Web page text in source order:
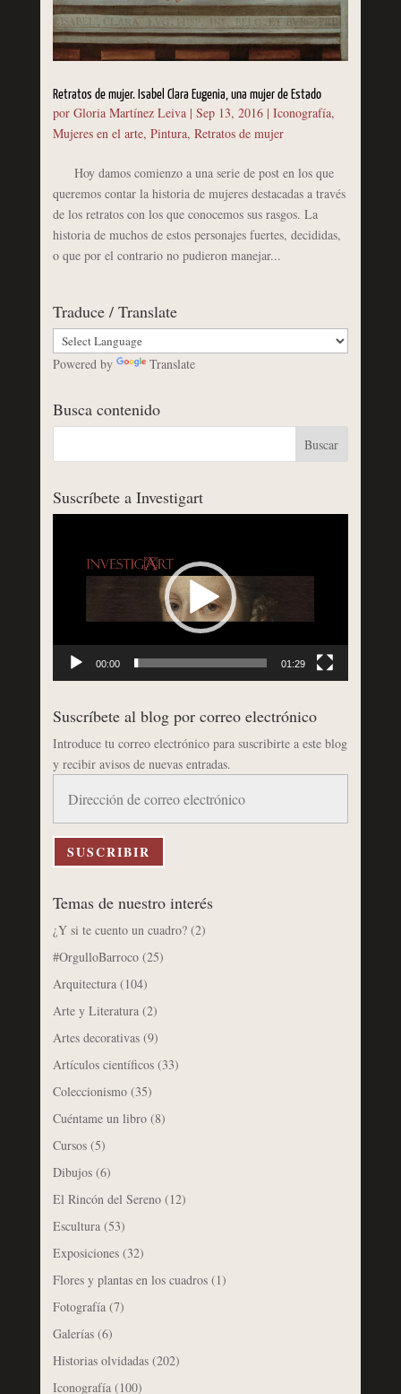
Retratos de mujer. Isabel Clara Eugenia, una mujer de Estado
por Gloria Martínez Leiva| Sep 13, 2016| Iconografía,
Mujeres en el arte, Pintura, Retratos de mujer
Hoy damos comienzo a una serie de post en los que
queremos contar la historia de mujeres destacadas a través
de los retratos con los que conocemos sus rasgos. La
historia de muchos de estos personajes fuertes, decididas,
o que por el contrario no pudieron manejar...
Traduce / Translate
Powered by Translate
Busca contenido
Suscríbete a Investigart
00:00 01:29
Suscríbete al blog por correo electrónico
Introduce tu correo electrónico para suscribirte a este blog
y recibir avisos de nuevas entradas.
correo
electrónico
SUSCRIBIR
Temas de nuestro interés
¿Y si te cuento un cuadro?(2)
#OrgulloBarroco(25)
Arquitectura(104)
Arte y Literatura(2)
Artes decorativas(9)
Artículos científicos(33)
Coleccionismo(35)
Cuéntame un libro(8)
Cursos(5)
Dibujos(6)
El Rincón del Sereno(12)
Escultura(53)
Exposiciones(32)
Flores y plantas en los cuadros(1)
Fotografía(7)
Galerías(6)
Historias olvidadas(202)
Iconografía(100)